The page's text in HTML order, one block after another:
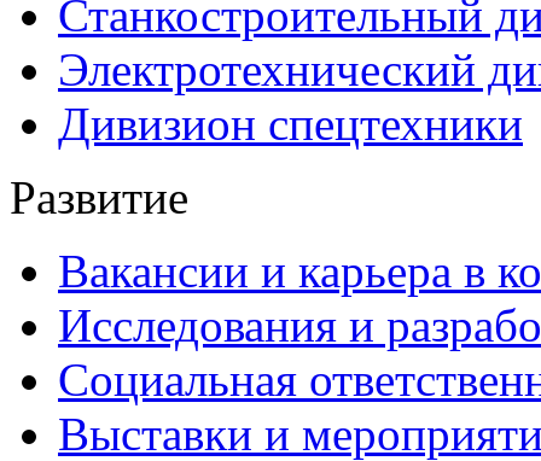
Станкостроительный
Электротехнический
Дивизион спецтехники
Развитие
Вакансии и карьера в
Исследования и
Социальная
Выставки и